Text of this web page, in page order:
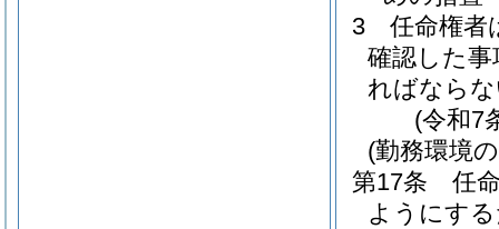
3
任命権者
確認した
ればなら
(令和7
(勤務環境
第17条
任
ようにす